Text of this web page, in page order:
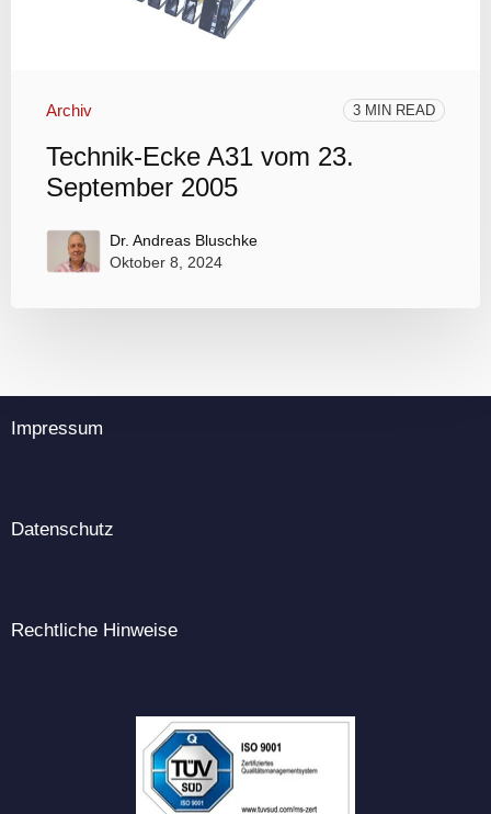
Archiv 3 MIN READ
Technik-Ecke A31 vom 23.
September 2005
Dr. Andreas Bluschke
Oktober 8, 2024
Impressum
Datenschutz
Rechtliche Hinweise